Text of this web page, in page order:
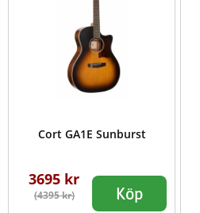
Cort GA1E Sunburst
3695 kr
(4395 kr) Köp